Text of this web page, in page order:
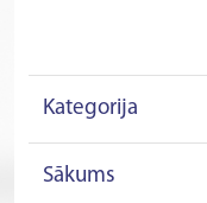
Kategorija
Sākums